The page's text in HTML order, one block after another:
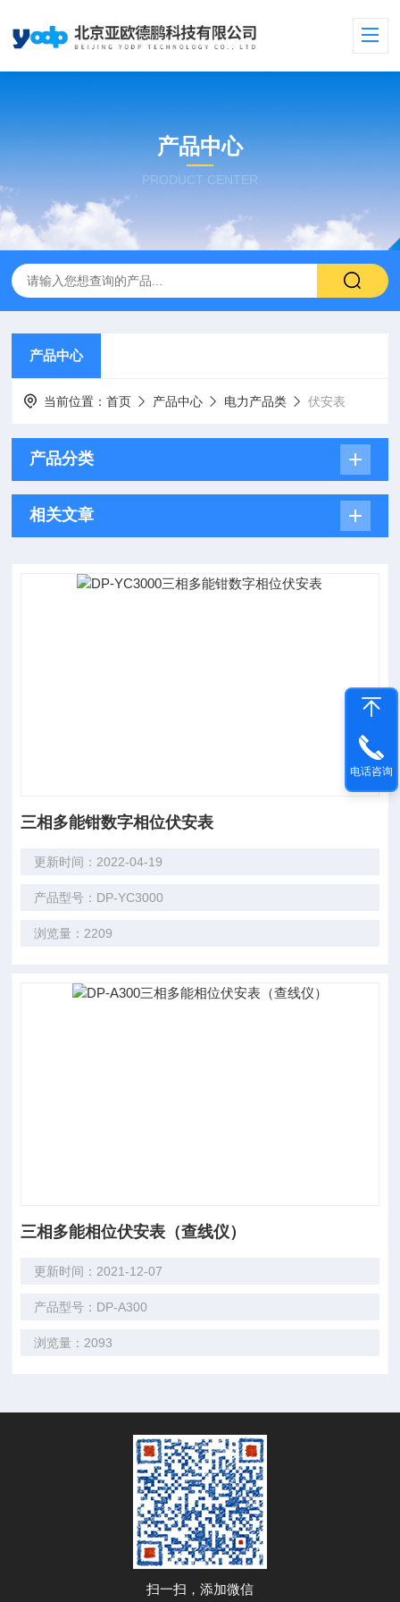
产品中心
PRODUCT CENTER
产品中心
当前位置：首页 产品中心 电力产品类 伏安表
产品分类
相关文章
三相多能钳数字相位伏安表
更新时间：2022-04-19
产品型号：DP-YC3000
浏览量：2209
三相多能相位伏安表（查线仪）
更新时间：2021-12-07
产品型号：DP-A300
浏览量：2093
扫一扫，添加微信
电话咨询